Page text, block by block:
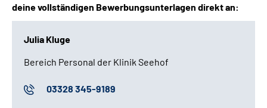
deine vollständigen Bewerbungsunterlagen direkt an:
Julia Kluge
Bereich Personal der Klinik Seehof
03328 345-9189